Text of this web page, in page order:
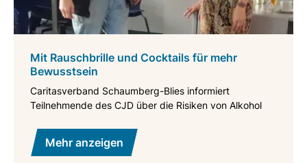
Mit Rauschbrille und Cocktails für mehr
Bewusstsein
Caritasverband Schaumberg-Blies informiert
Teilnehmende des CJD über die Risiken von Alkohol
Mehr anzeigen